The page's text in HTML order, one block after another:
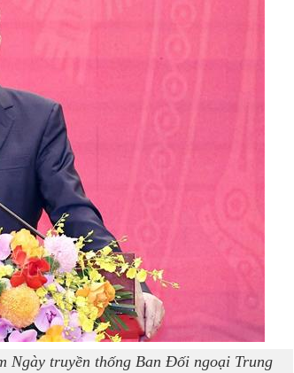
Ngày truyền thống Ban Đối ngoại Trung